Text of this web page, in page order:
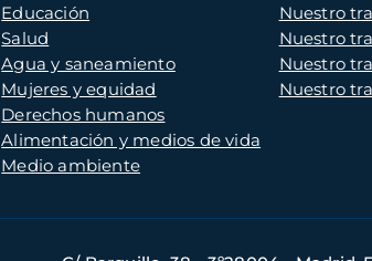
Educación
Salud
Agua y saneamiento
Mujeres y equidad
Derechos humanos
Alimentación y medios de vida
Medio ambiente
Nuestro
Nuestro
Nuestro
Nuestro